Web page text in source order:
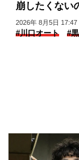
崩したくない
できるように」
2026年 8月5日 17:47
#川口オート #